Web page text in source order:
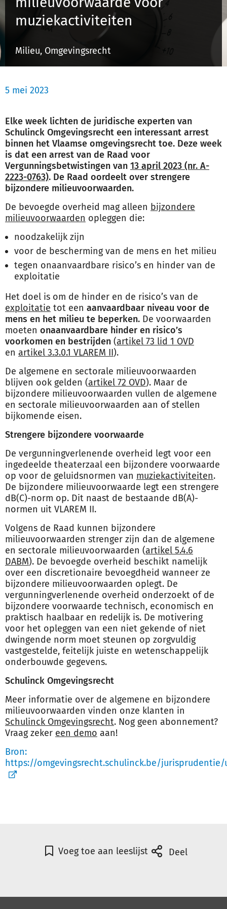
Schulinck Omgevingsrecht Databank
Registreren
muziekactiviteiten
Milieu, Omgevingsrecht
5 mei 2023
Elke week lichten de juridische experten van
Schulinck Omgevingsrecht een interessant arrest
binnen het Vlaamse omgevingsrecht toe. Deze week
is dat een arrest van de Raad voor
Vergunningsbetwistingen van 13 april 2023 (nr. A-
2223-0763). De Raad oordeelt over strengere
bijzondere milieuvoorwaarden.
De bevoegde overheid mag alleen bijzondere
milieuvoorwaarden opleggen die:
noodzakelijk zijn
voor de bescherming van de mens en het milieu
tegen onaanvaardbare risico’s en hinder van de
exploitatie
Het doel is om de hinder en de risico’s van de
exploitatie tot een aanvaardbaar niveau voor de
mens en het milieu te beperken. De voorwaarden
moeten onaanvaardbare hinder en risico’s
voorkomen en bestrijden (artikel 73 lid 1 OVD
en artikel 3.3.0.1 VLAREM II).
De algemene en sectorale milieuvoorwaarden
blijven ook gelden (artikel 72 OVD). Maar de
bijzondere milieuvoorwaarden vullen de algemene
en sectorale milieuvoorwaarden aan of stellen
bijkomende eisen.
Strengere bijzondere voorwaarde
De vergunningverlenende overheid legt voor een
ingedeelde theaterzaal een bijzondere voorwaarde
op voor de geluidsnormen van muziekactiviteiten.
De bijzondere milieuvoorwaarde legt een strengere
dB(C)-norm op. Dit naast de bestaande dB(A)-
normen uit VLAREM II.
Volgens de Raad kunnen bijzondere
milieuvoorwaarden strenger zijn dan de algemene
en sectorale milieuvoorwaarden (artikel 5.4.6
DABM). De bevoegde overheid beschikt namelijk
over een discretionaire bevoegdheid wanneer ze
bijzondere milieuvoorwaarden oplegt. De
vergunningverlenende overheid onderzoekt of de
bijzondere voorwaarde technisch, economisch en
praktisch haalbaar en redelijk is. De motivering
voor het opleggen van een niet gekende of niet
dwingende norm moet steunen op zorgvuldig
vastgestelde, feitelijk juiste en wetenschappelijk
onderbouwde gegevens.
Schulinck Omgevingsrecht
Meer informatie over de algemene en bijzondere
milieuvoorwaarden vinden onze klanten in
Schulinck Omgevingsrecht. Nog geen abonnement?
Vraag zeker een demo aan!
Bron:
https://omgevingsrecht.schulinck.be/jurisprudentie/
Voeg toe aan leeslijst Deel